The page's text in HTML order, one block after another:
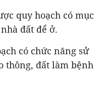
quy hoạch có mục
đất để ở.
có chức năng sử
thông, đất làm bệnh